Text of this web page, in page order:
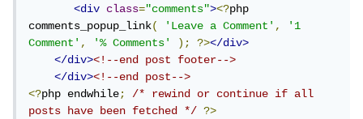
<div
class="comments"><?php
comments_popup_link( 'Leave a Comment',
'1
Comment', '% Comments' ); ?></div>
</div><!--end post footer-->
</div><!--end post-->
<?php endwhile;
/* rewind or continue if all
posts have been fetched */
?>